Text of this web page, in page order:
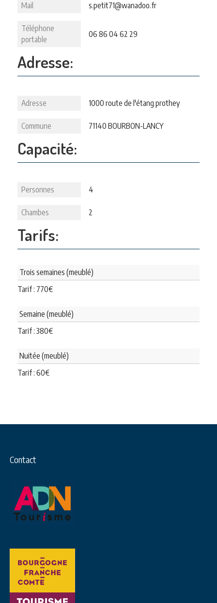
Mail s.petit71@wanadoo.fr
Téléphone
portable
06 86 04 62 29
Adresse:
Adresse 1000 route de l'étang prothey
Commune 71140 BOURBON-LANCY
Capacité:
Personnes 4
Chambes 2
Tarifs:
Trois semaines (meublé)
Tarif : 770€
Semaine (meublé)
Tarif : 380€
Nuitée (meublé)
Tarif : 60€
Contact